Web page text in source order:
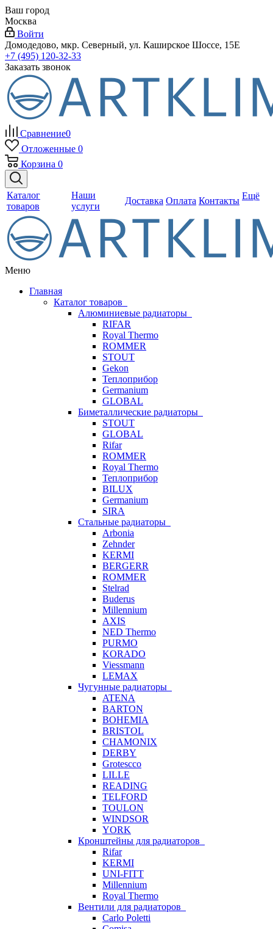
Ваш город
Москва
Войти
Домодедово, мкр. Северный, ул. Каширское Шоссе, 15Е
+7 (495) 120-32-33
Заказать звонок
Сравнение0
Отложенные 0
Корзина 0
Каталог
товаров
Наши
услуги
Доставка Оплата Контакты Ещё
Меню
Главная
Каталог товаров
Алюминиевые радиаторы
RIFAR
Royal Thermo
ROMMER
STOUT
Gekon
Теплоприбор
Germanium
GLOBAL
Биметаллические радиаторы
STOUT
GLOBAL
Rifar
ROMMER
Royal Thermo
Теплоприбор
BILUX
Germanium
SIRA
Стальные радиаторы
Arbonia
Zehnder
KERMI
BERGERR
ROMMER
Stelrad
Buderus
Millennium
AXIS
NED Thermo
PURMO
KORADO
Viessmann
LEMAX
Чугунные радиаторы
ATENA
BARTON
BOHEMIA
BRISTOL
CHAMONIX
DERBY
Grotescco
LILLE
READING
TELFORD
TOULON
WINDSOR
YORK
Кронштейны для радиаторов
Rifar
KERMI
UNI-FITT
Millennium
Royal Thermo
Вентили для радиаторов
Carlo Poletti